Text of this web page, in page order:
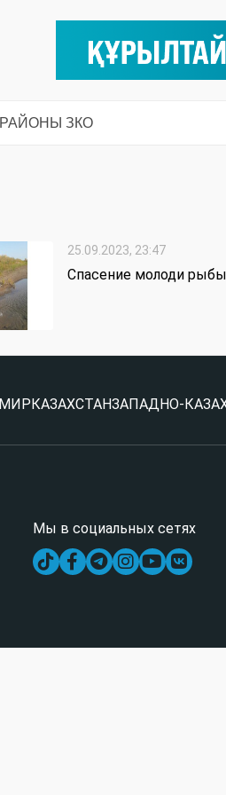
РАЙОНЫ ЗКО
25.09.2023, 23:47
Спасение молоди рыбы
МИР КАЗАХСТАНЗАПАДНО-
Мы в социальных сетях